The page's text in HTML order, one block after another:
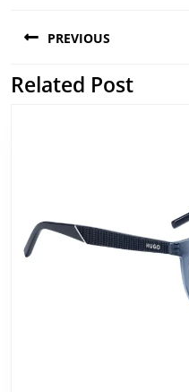
de
l’article
PREVIOUS
Previous
Related Post